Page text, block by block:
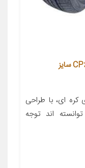
لاستیک خودرو جی پلانت تایر مدل CP672 سایز
ای، با طراحی
اند توجه